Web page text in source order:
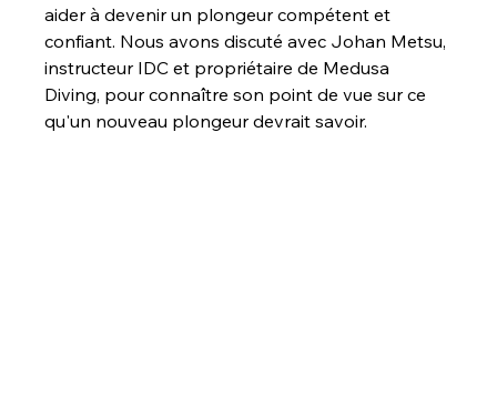
aider à devenir un plongeur compétent et
confiant. Nous avons discuté avec Johan Metsu,
instructeur IDC et propriétaire de Medusa
Diving, pour connaître son point de vue sur ce
qu'un nouveau plongeur devrait savoir.